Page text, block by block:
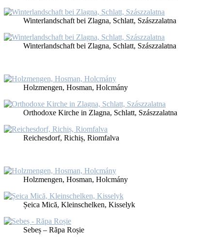
Win­ter­land­schaft bei Zlag­na, Schlatt, Szá­szzalat­na
Win­ter­land­schaft bei Zlag­na, Schlatt, Szá­szzalat­na
Holz­men­gen, Hos­man, Holcmá­ny
Or­tho­do­xe Kir­che in Zlag­na, Schlatt, Szá­szzalat­na
Rei­ches­dorf, Ri­chiș, Riom­fal­va
Holz­men­gen, Hos­man, Holcmá­ny
Șei­ca Mică, Klein­schel­ken, Kis­se­lyk
Se­beș – Ră­pa Roșie